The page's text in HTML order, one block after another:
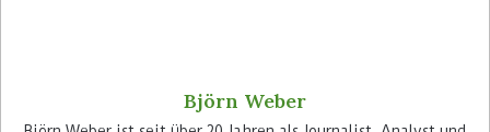
Björn Weber